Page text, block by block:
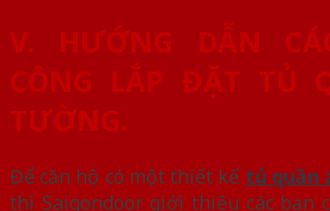
V. HƯỚNG DẪN
CÔNG LẮP ĐẶT TỦ
TƯỜNG.
Để căn hộ có một thiết kế tủ quần
thì Saigondoor giới thiệu các bạn